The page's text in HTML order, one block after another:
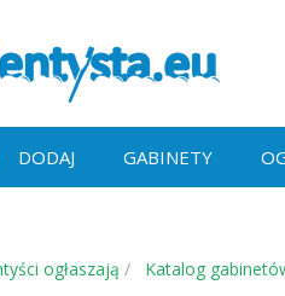
DODAJ GABINETY
ogłaszają Katalog